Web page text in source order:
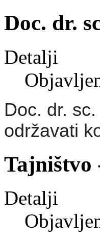
Doc. dr.
Detalji
Doc. dr.
održavati
Tajništvo
Detalji